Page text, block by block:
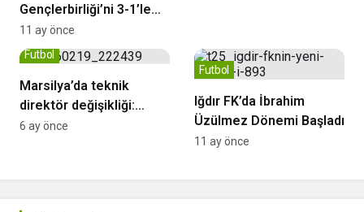
Gençlerbirliği’ni 3-1’le
geçti
11 ay önce
Marsilya’da teknik
direktör değişikliği:
Habib Beye göreve
Futbol
6 ay önce
Iğdır FK’da İbrahim
Üzülmez Dönemi Başladı
Futbol
11 ay önce